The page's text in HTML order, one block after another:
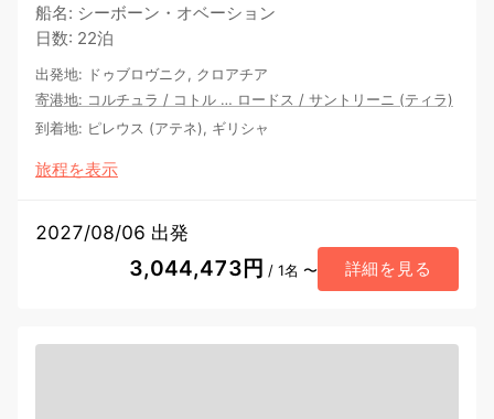
船名: シーボーン・オベーション
日数: 22泊
出発地: ドゥブロヴニク, クロアチア
寄港地: コルチュラ / コトル … ロードス / サントリーニ (ティラ)
到着地: ピレウス (アテネ), ギリシャ
旅程を表示
2027/08/06 出発
3,044,473円 / 1名 〜 詳細を見る